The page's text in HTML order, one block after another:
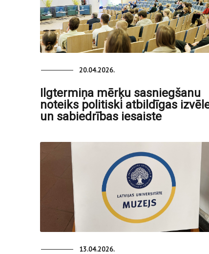
20.04.2026.
Ilgtermiņa mērķu sasniegšanu
noteiks politiski atbildīgas
un sabiedrības iesaiste
13.04.2026.